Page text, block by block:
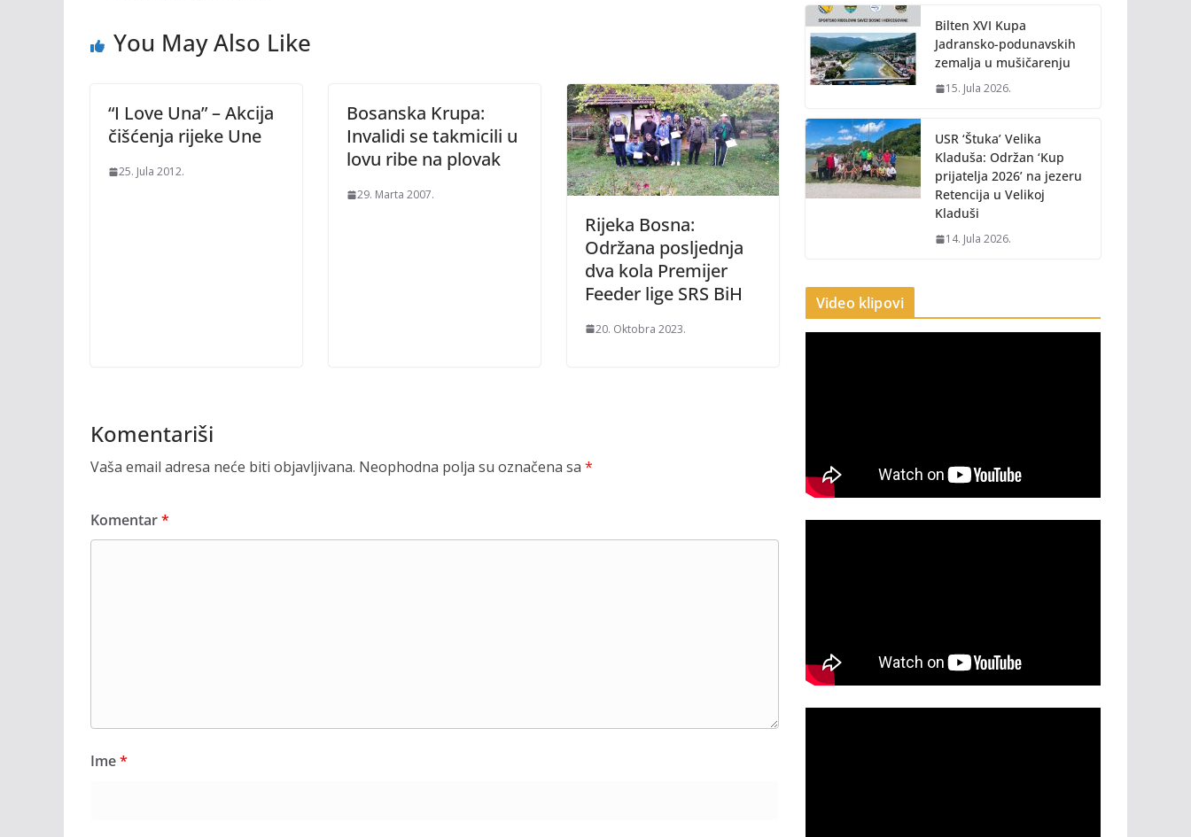
You May Also Like
“I Love Una” – Akcija
čišćenja rijeke Une
25. Jula 2012.
Bosanska Krupa:
Invalidi se takmicili u
lovu ribe na plovak
29. Marta 2007.
Rijeka Bosna:
Održana posljednja
dva kola Premijer
Feeder lige SRS BiH
20. Oktobra 2023.
Komentariši
Vaša email adresa neće biti objavljivana. Neophodna polja su označena sa *
Komentar*
Ime*
Bilten XVI Kupa
Jadransko-podunavskih
zemalja u mušičarenju
15. Jula 2026.
USR ‘Štuka’ Velika
Kladuša: Održan ‘Kup
prijatelja 2026’ na jezeru
Retencija u Velikoj
Kladuši
14. Jula 2026.
Video klipovi